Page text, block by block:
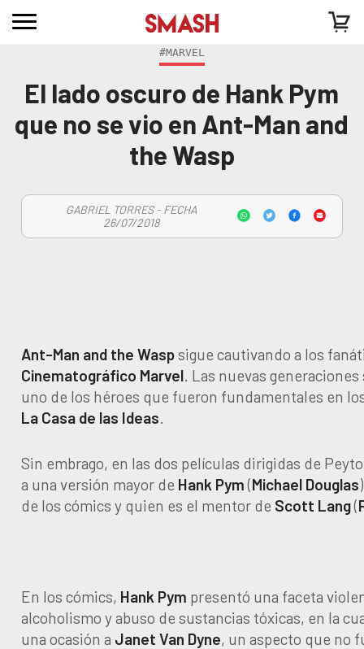
#MARVEL
El lado oscuro de Hank Pym
que no se vio en Ant-Man and
the Wasp
GABRIEL TORRES - FECHA
26/07/2018
Ant-Man and the Waspsigue cautivando a los
Cinematográfico Marvel. Las nuevas
uno de los héroes que fueron fundamentales en
La Casa de las Ideas.
Sin embrago, en las dos películas dirigidas de
a una versión mayor de Hank Pym(Michael Douglas
de los cómics y quien es el mentor de Scott Lang(
En los cómics, Hank Pym presentó una faceta
alcoholismo y abuso de sustancias tóxicas, en la
una ocasión a Janet Van Dyne, un aspecto que no